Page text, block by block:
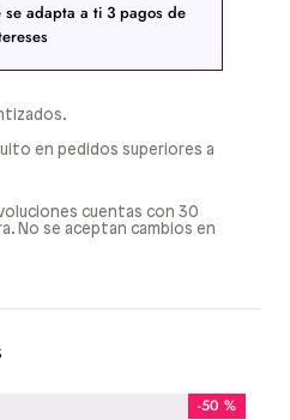
se adapta a ti 3 pagos de
en pedidos superiores a
cuentas con 30
No se aceptan cambios en
-50 %